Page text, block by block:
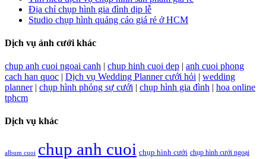
Địa chỉ chụp hình gia đình dịp lễ
Studio chụp hình quảng cáo giá rẻ ở HCM
Dịch vụ ảnh cưới khác
chup anh cuoi ngoai canh | chup hinh cuoi dep | anh cuoi phong
cach han quoc | Dịch vụ Wedding Planner cưới hỏi | wedding
planner| chụp hình phóng sự cưới | chụp hình gia đình | hoa online
tphcm
Dịch vụ khác
album cuoi chup anh cuoi chụp hình cưới chụp hình cưới ngoại